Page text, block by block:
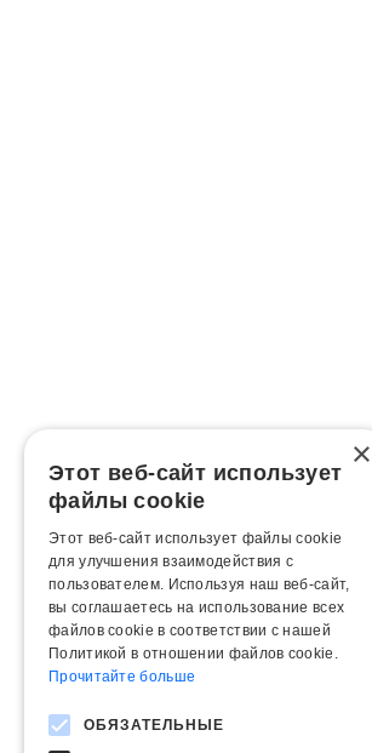
×
Этот веб-сайт использует
файлы cookie
Этот веб-сайт использует файлы cookie
для улучшения взаимодействия с
пользователем. Используя наш веб-сайт,
вы соглашаетесь на использование всех
файлов cookie в соответствии с нашей
Политикой в ​​отношении файлов cookie.
Прочитайте больше
ОБЯЗАТЕЛЬНЫЕ